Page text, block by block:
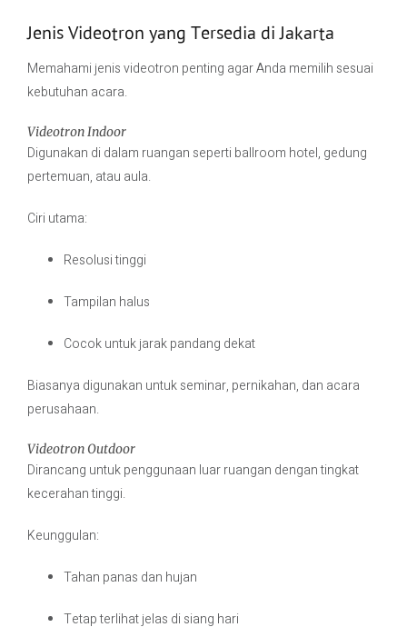
Jenis Videotron yang Tersedia di Jakarta
Memahami jenis videotron penting agar Anda memilih sesuai
kebutuhan acara.
Videotron Indoor
Digunakan di dalam ruangan seperti ballroom hotel, gedung
pertemuan, atau aula.
Ciri utama:
Resolusi tinggi
Tampilan halus
Cocok untuk jarak pandang dekat
Biasanya digunakan untuk seminar, pernikahan, dan acara
perusahaan.
Videotron Outdoor
Dirancang untuk penggunaan luar ruangan dengan tingkat
kecerahan tinggi.
Keunggulan:
Tahan panas dan hujan
Tetap terlihat jelas di siang hari